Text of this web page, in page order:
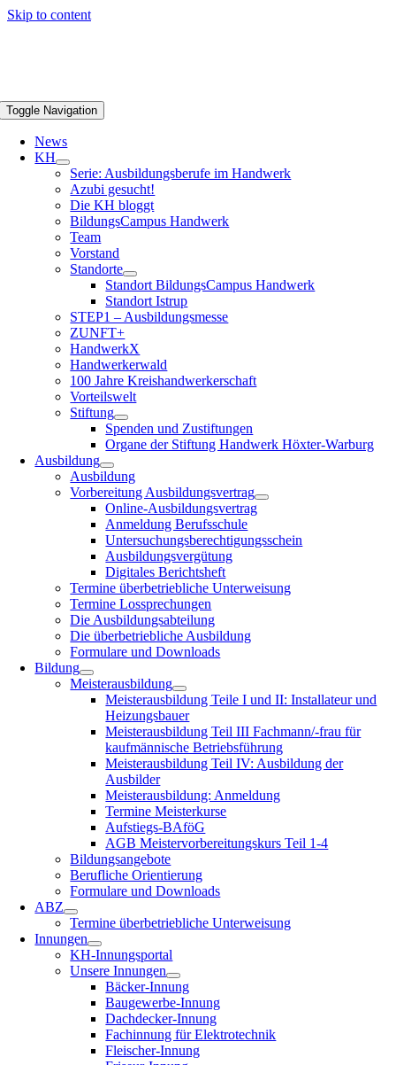
Skip to content
Toggle Navigation
News
KH
Serie: Ausbildungsberufe im Handwerk
Azubi gesucht!
Die KH bloggt
BildungsCampus Handwerk
Team
Vorstand
Standorte
Standort BildungsCampus Handwerk
Standort Istrup
STEP1 – Ausbildungsmesse
ZUNFT+
HandwerkX
Handwerkerwald
100 Jahre Kreishandwerkerschaft
Vorteilswelt
Stiftung
Spenden und Zustiftungen
Organe der Stiftung Handwerk Höxter-Warburg
Ausbildung
Ausbildung
Vorbereitung Ausbildungsvertrag
Online-Ausbildungsvertrag
Anmeldung Berufsschule
Untersuchungsberechtigungsschein
Ausbildungsvergütung
Digitales Berichtsheft
Termine überbetriebliche Unterweisung
Termine Lossprechungen
Die Ausbildungsabteilung
Die überbetriebliche Ausbildung
Formulare und Downloads
Bildung
Meisterausbildung
Meisterausbildung Teile I und II: Installateur und
Heizungsbauer
Meisterausbildung Teil III Fachmann/-frau für
kaufmännische Betriebsführung
Meisterausbildung Teil IV: Ausbildung der
Ausbilder
Meisterausbildung: Anmeldung
Termine Meisterkurse
Aufstiegs-BAföG
AGB Meistervorbereitungskurs Teil 1-4
Bildungsangebote
Berufliche Orientierung
Formulare und Downloads
ABZ
Termine überbetriebliche Unterweisung
Innungen
KH-Innungsportal
Unsere Innungen
Bäcker-Innung
Baugewerbe-Innung
Dachdecker-Innung
Fachinnung für Elektrotechnik
Fleischer-Innung